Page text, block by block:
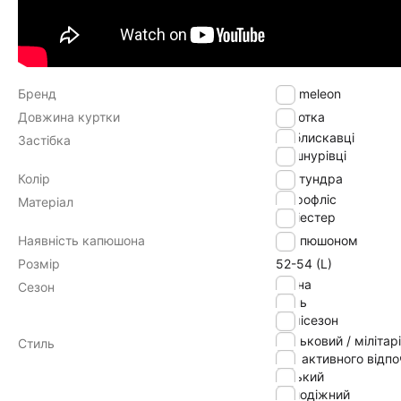
Бренд
Chameleon
Довжина куртки
Коротка
Застібка
на блискавці
на шнурівці
Колір
тундра
Матеріал
мікрофліс
поліестер
Наявність капюшона
з капюшоном
Розмір
52-54 (L)
Сезон
весна
осінь
демісезон
Стиль
військовий / мілітарі
для активного
міський
молодіжний